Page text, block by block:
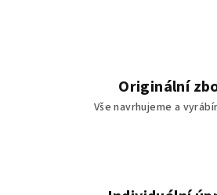
Originální
Vše navrhujeme a